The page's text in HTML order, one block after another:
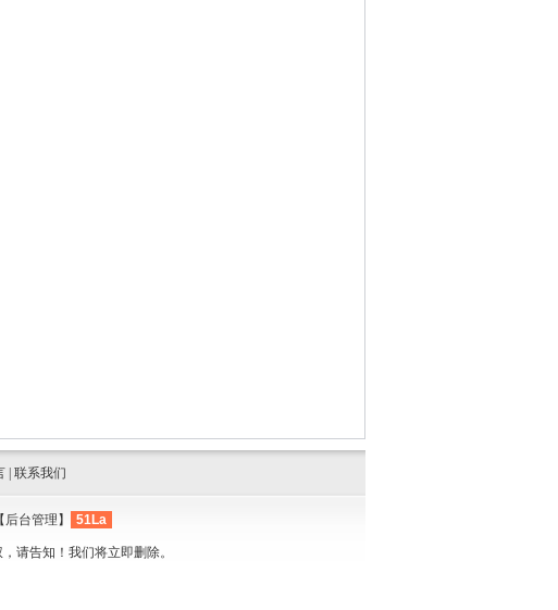
联系我们
后台管理 】 51La
请告知！我们将立即删除。